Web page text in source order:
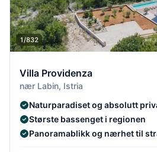
1/832
Villa Providenza
nær Labin, Istria
Naturparadiset og absolutt
Største bassenget i regionen
Panoramablikk og nærhet til